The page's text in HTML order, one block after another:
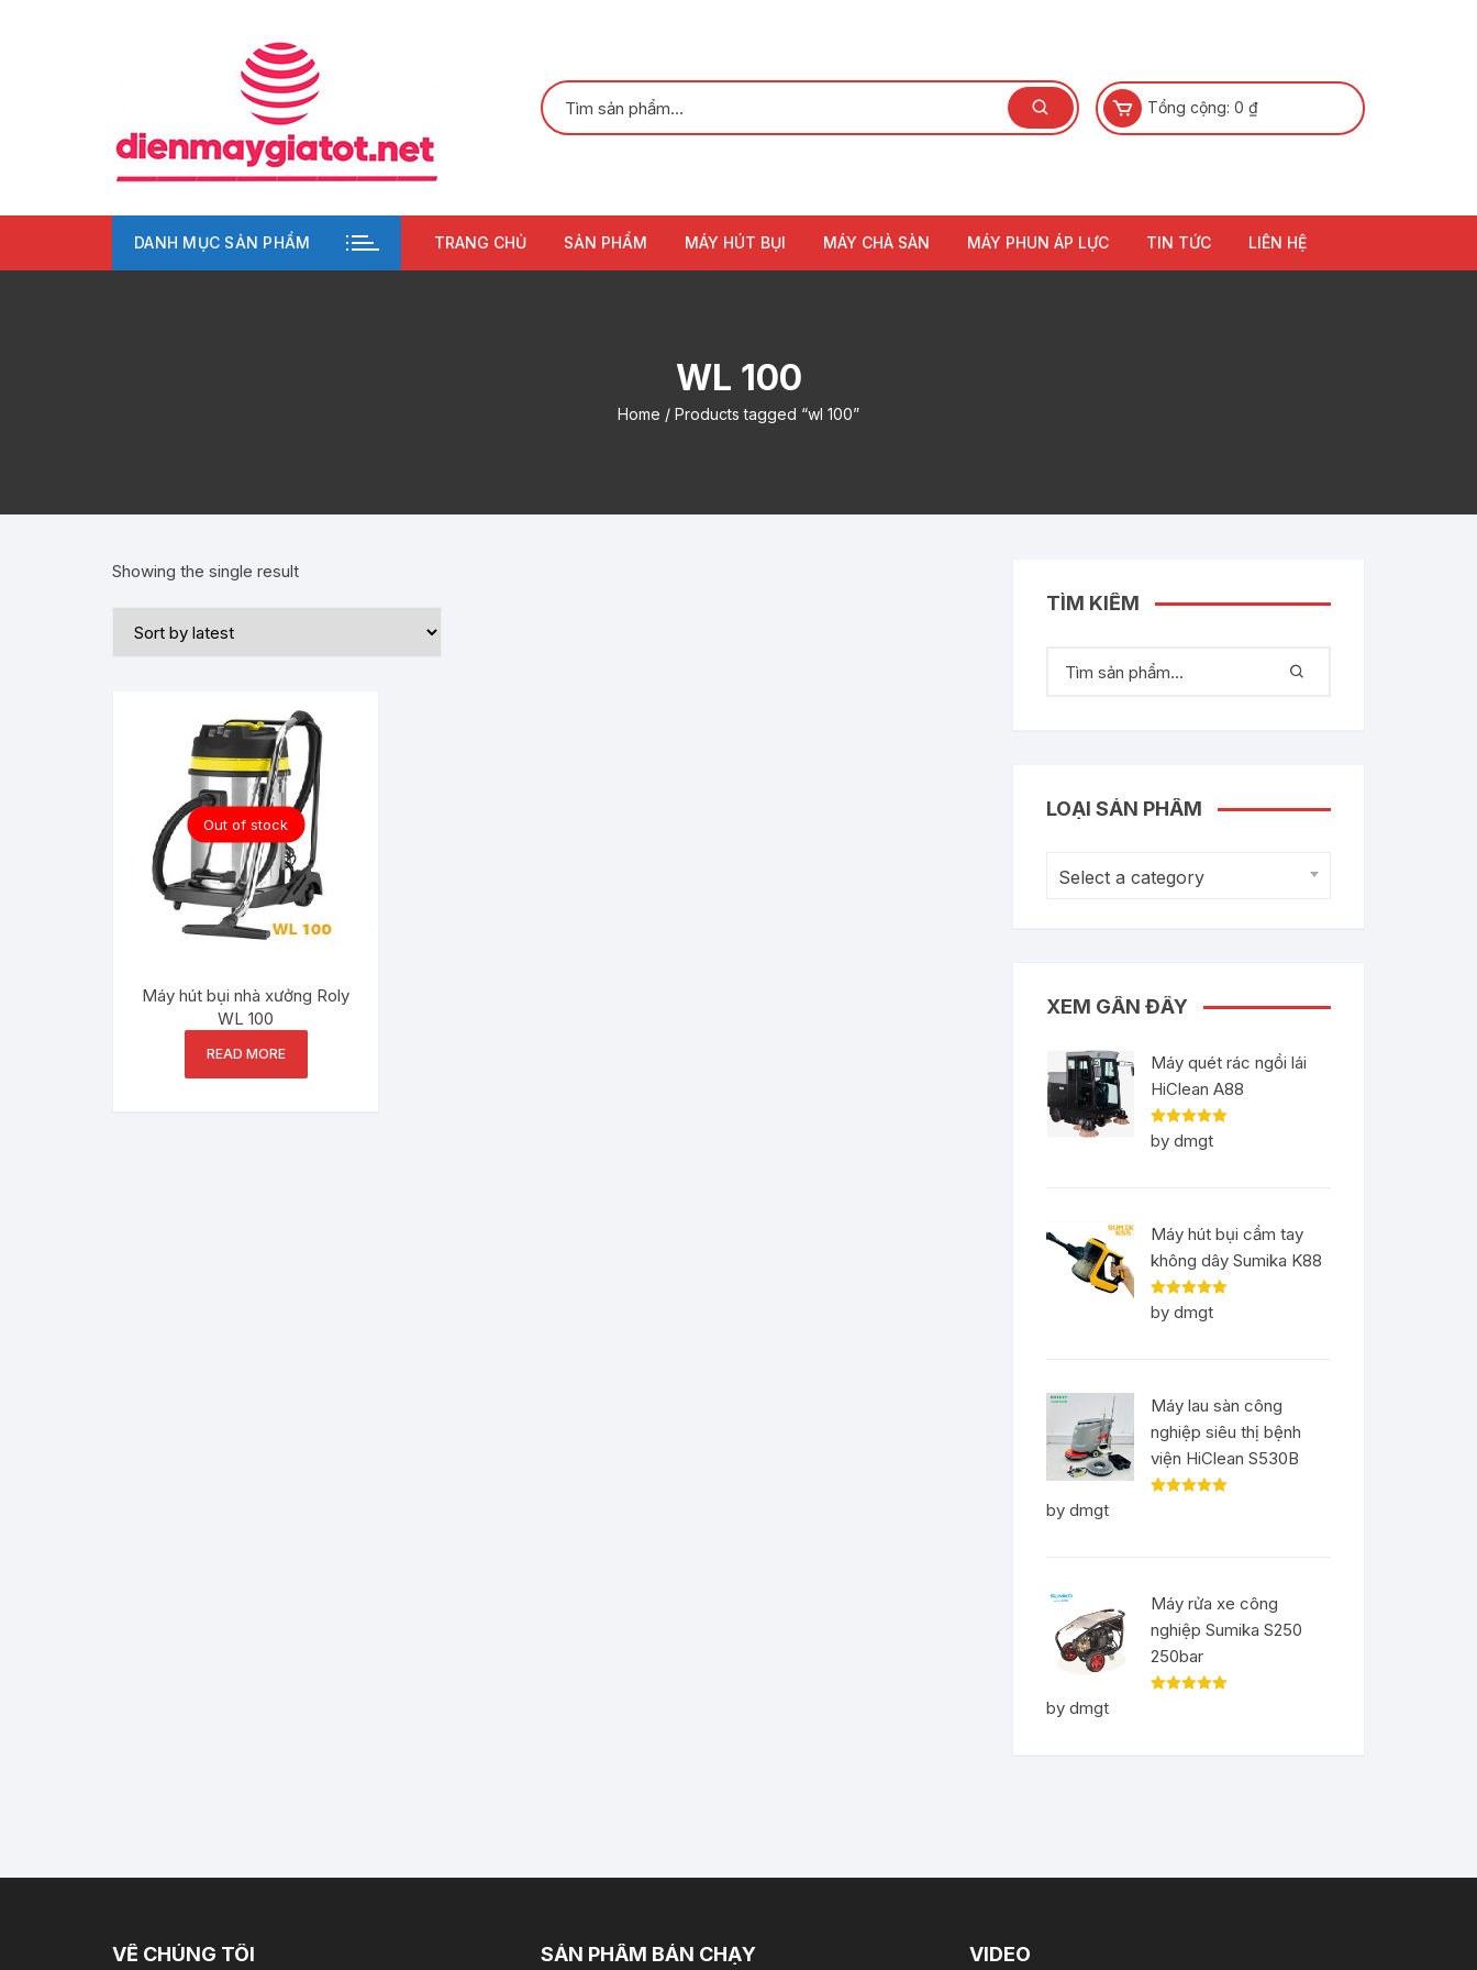
Tổng cộng: 0 ₫
DANH MỤC SẢN PHẨM TRANG CHỦ SẢN PHẨM MÁY HÚT BỤI MÁY CHÀ SÀN MÁY PHUN ÁP LỰC TIN TỨC LIÊN HỆ
WL 100
Home / Products tagged “wl 100”
Showing the single result
Out of stock
Máy hút bụi nhà xưởng Roly
WL 100
READ MORE
TÌM KIẾM
LOẠI SẢN PHẨM
Select a category
XEM GẦN ĐÂY
Máy quét rác ngồi lái
HiClean A88
Rated5out
of 5
by dmgt
Máy hút bụi cầm tay
không dây Sumika K88
Rated5out
of 5
by dmgt
Máy lau sàn công
nghiệp siêu thị bệnh
viện HiClean S530B
by dmgt
Máy rửa xe công
nghiệp Sumika S250
250bar
by dmgt
VỀ CHÚNG TÔI SẢN PHẨM BÁN CHẠY VIDEO